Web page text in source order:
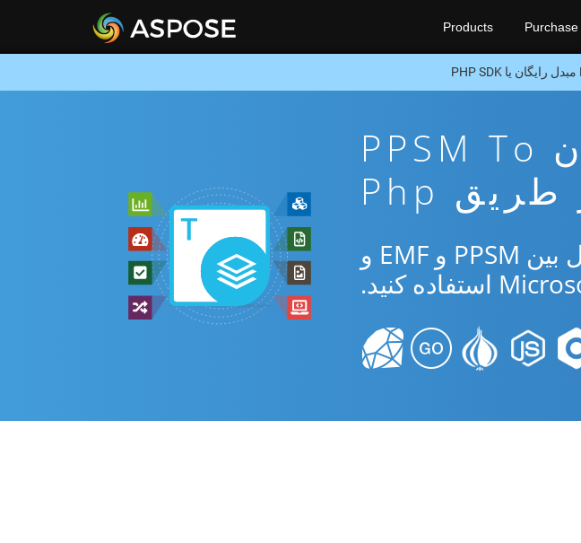
Products Purchase
برنامه تبدیل آنلاین رایگان PPSM To
از برنامه رایگان آنلاین یا Php SDK برای تبدیل بین PPSM و EMF و